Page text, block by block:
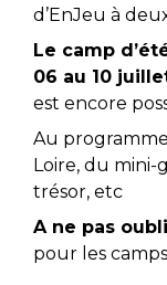
d’EnJeu à
Le camp
06 au 10
est encore
Au
Loire, du mini-
trésor, etc
A ne pas
pour les